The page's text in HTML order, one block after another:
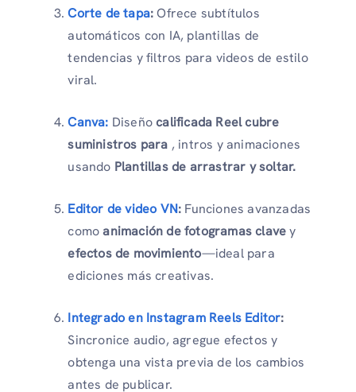
Corte de tapa:Ofrece subtítulos
automáticos con IA, plantillas de
tendencias y filtros para videos de estilo
viral.
Canva: Diseñocalificada Reel cubre
suministros para , intros y animaciones
usando Plantillas de arrastrar y soltar.
Editor de video VN: Funciones avanzadas
comoanimación de fotogramas clavey
efectos de movimiento—ideal para
ediciones más creativas.
Integrado en Instagram Reels Editor:
Sincronice audio, agregue efectos y
obtenga una vista previa de los cambios
antes de publicar.